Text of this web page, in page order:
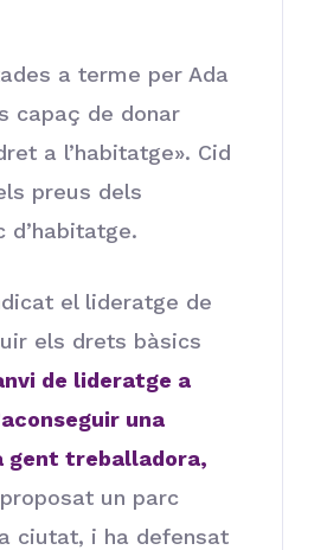
a terme per Ada
capaç de donar
a l’habitatge». Cid
preus dels
d’habitatge.
el lideratge de
els drets bàsics
de lideratge a
una
gent treballadora,
un parc
ciutat, i ha defensat